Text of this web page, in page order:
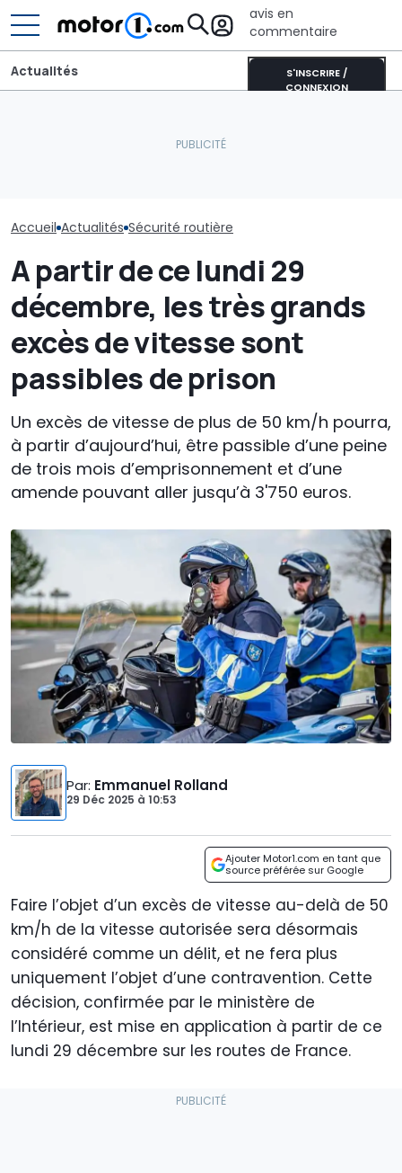
avis en
commentaire
S'INSCRIRE /
CONNEXION
Actualités
Accueil Actualités Sécurité routière
A partir de ce lundi 29
décembre, les très grands
excès de vitesse sont
passibles de prison
Un excès de vitesse de plus de 50 km/h pourra,
à partir d’aujourd’hui, être passible d’une peine
de trois mois d’emprisonnement et d’une
amende pouvant aller jusqu’à 3'750 euros.
Par: Emmanuel Rolland
29 Déc 2025 à 10:53
Ajouter Motor1.com en tant que
source préférée sur Google
Faire l’objet d’un excès de vitesse au-delà de 50
km/h de la vitesse autorisée sera désormais
considéré comme un délit, et ne fera plus
uniquement l’objet d’une contravention. Cette
décision, confirmée par le ministère de
l’Intérieur, est mise en application à partir de ce
lundi 29 décembre sur les routes de France.